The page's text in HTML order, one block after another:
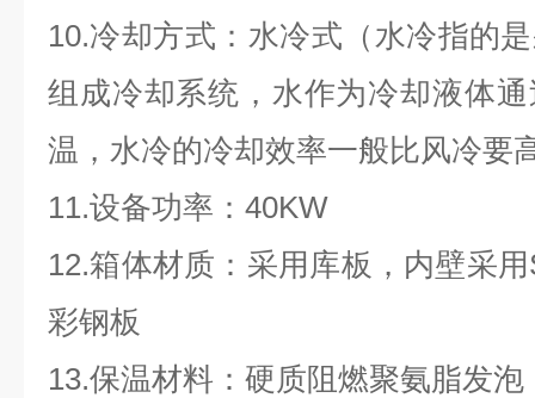
10.冷却方式：水冷式（水冷指的
组成冷却系统，水作为冷却液体
温，水冷的冷却效率一般比风冷要
11.设备功率：40KW
12.箱体材质：采用库板，内壁采
彩钢板
13.保温材料：硬质阻燃聚氨脂发